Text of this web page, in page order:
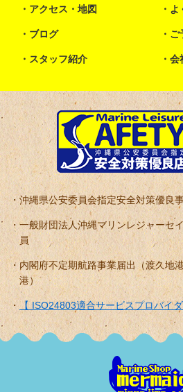
アクセス・地図 よ
ブログ ご
スタッフ紹介 会
沖縄県公安委員会指定安全対策優良
一般財団法人沖縄マリンレジャーセ
員
内閣府不定期航路事業届出（渡久地
港）
【 ISO24803適合サービスプロバイダ